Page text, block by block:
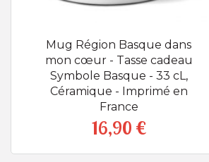
Mug Région Basque dans
mon cœur - Tasse cadeau
Symbole Basque - 33 cL,
Céramique - Imprimé en
France
Prix
16,90 €